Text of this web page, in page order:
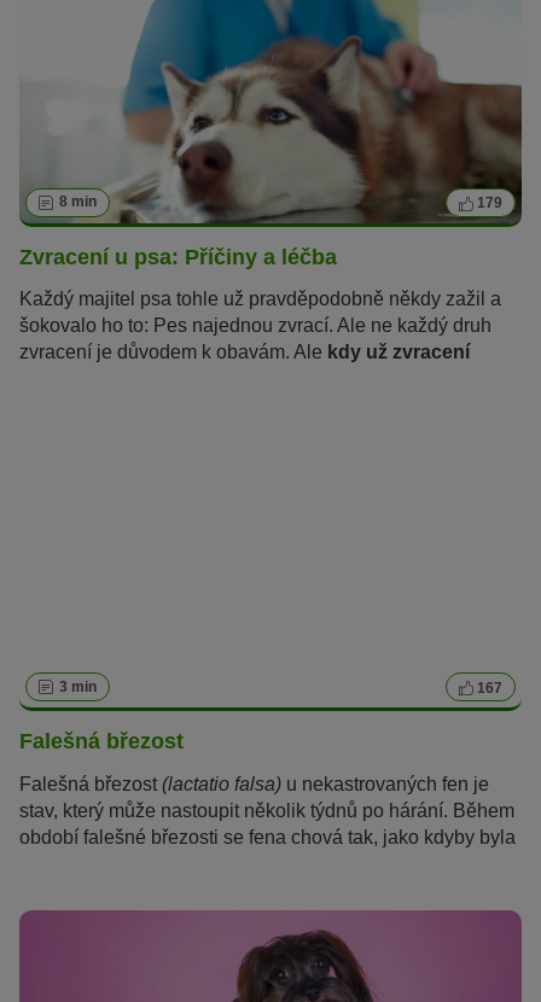
8 min 179
Zvracení u psa: Příčiny a léčba
Každý majitel psa tohle už pravděpodobně někdy zažil a
šokovalo ho to: Pes najednou zvrací. Ale ne každý druh
zvracení je důvodem k obavám. Ale kdy už zvracení
3 min 167
Falešná březost
Falešná březost (lactatio falsa) u nekastrovaných fen je
stav, který může nastoupit několik týdnů po hárání. Během
období falešné březosti se fena chová tak, jako kdyby byla